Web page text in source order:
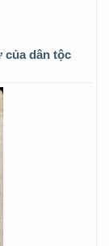
của dân tộc